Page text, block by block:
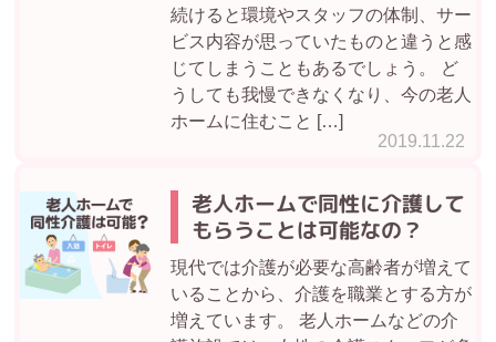
2019.11.22
続けると環境やスタッフの体制、サー
ビス内容が思っていたものと違うと感
じてしまうこともあるでしょう。 ど
うしても我慢できなくなり、今の老人
ホームに住むこと […]
老人ホームで同性に介護して
もらうことは可能なの？
現代では介護が必要な高齢者が増えて
いることから、介護を職業とする方が
増えています。 老人ホームなどの介